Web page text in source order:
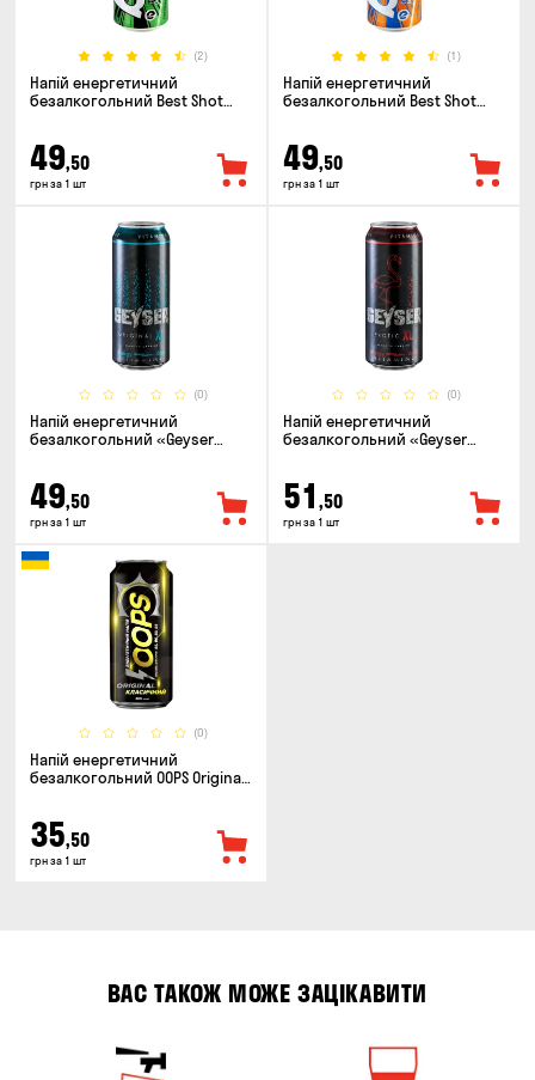
(2)
Напій енергетичний
безалкогольний Best Shot
49,50
грн за 1 шт
(1)
Напій енергетичний
безалкогольний Best Shot
49,50
грн за 1 шт
(0)
Напій енергетичний
безалкогольний «Geyser
49,50
грн за 1 шт
(0)
Напій енергетичний
безалкогольний «Geyser
51 ,50
грн за 1 шт
(0)
Напій енергетичний
безалкогольний OOPS Original
35,50
грн за 1 шт
ВАС ТАКОЖ МОЖЕ ЗАЦІКАВИТИ